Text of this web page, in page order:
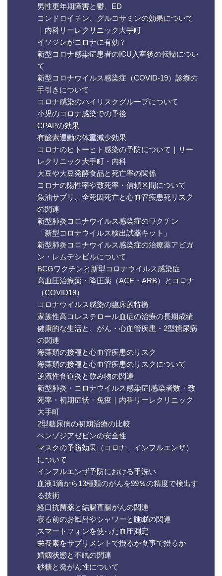
男性更年期障害と鬱、ED
コンドロイチン、グルコサミンの効果について
｜内科リーレクリニック大手町
イソジンがコロナに有効？
新型コロナ感染症患者のICU入室後の転帰につい
て
新型コロナウイルス感染症（COVID-19）診療の
手引きについて
コロナ感染のハイリスクグループについて
小児のコロナ感染での予後
CPAPの効果
有酸素運動の体重減少効果
コロナのヒトーヒト感染の予防について｜リー
レクリニック大手町・内科
大豆や大豆発酵食品と死亡率の関係
コロナの陽性率や致死率・信頼区間について
魚油サプリ、全死因死亡と心血管疾患死リスク
の関連
新型肺炎コロナウイルス感染症のワクチン
「新型コロナウイルス検出試薬キット」
新型肺炎コロナウイルス感染症の治療薬アビガ
ン・レムデシビルについて
BCGワクチンと新型コロナウイルス感染症
高血圧治療薬・降圧薬（ACE・ARB）とコロナ
（COVID19）
コロナウイルス感染の臨床的特徴
家族性高コレステロール血症の治療の長期成績
健康的な生活と、がん・心血管疾患・2型糖尿病
の関連
海藻類の接種と心血管疾患のリスク
海藻類の接種と心血管疾患のリスクについて
逆流性食道炎と飲み物の関連
新型肺炎・コロナウイルス感染症|感染者数・致
死率・初期症状・免疫｜内科リーレクリニック
大手町
2型糖尿病の初期治療の比較
ベンゾジアゼピンの安全性
マスクの予防効果（コロナ、インフルエンザ）
について
インフルエンザ予防における手洗い
血液1滴から13種類のがんを99％の精度で検出す
る技術
経口抗菌薬と結腸直腸がんの関連
寝る前のお風呂やシャワーと睡眠の関連
スマートフォンを使った血圧測定
栄養素をサプリメントで摂るか食事で摂るか
婚姻状態と不眠の関連
砂糖と発がん性について